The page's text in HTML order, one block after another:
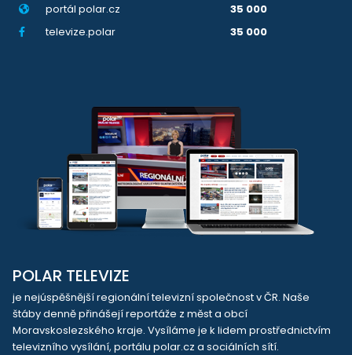
portál polar.cz
35 000
televize.polar
35 000
POLAR TELEVIZE
je nejúspěšnější regionální televizní společnost v ČR. Naše
štáby denně přinášejí reportáže z měst a obcí
Moravskoslezského kraje. Vysíláme je k lidem prostřednictvím
televizního vysílání, portálu polar.cz a sociálních sítí.